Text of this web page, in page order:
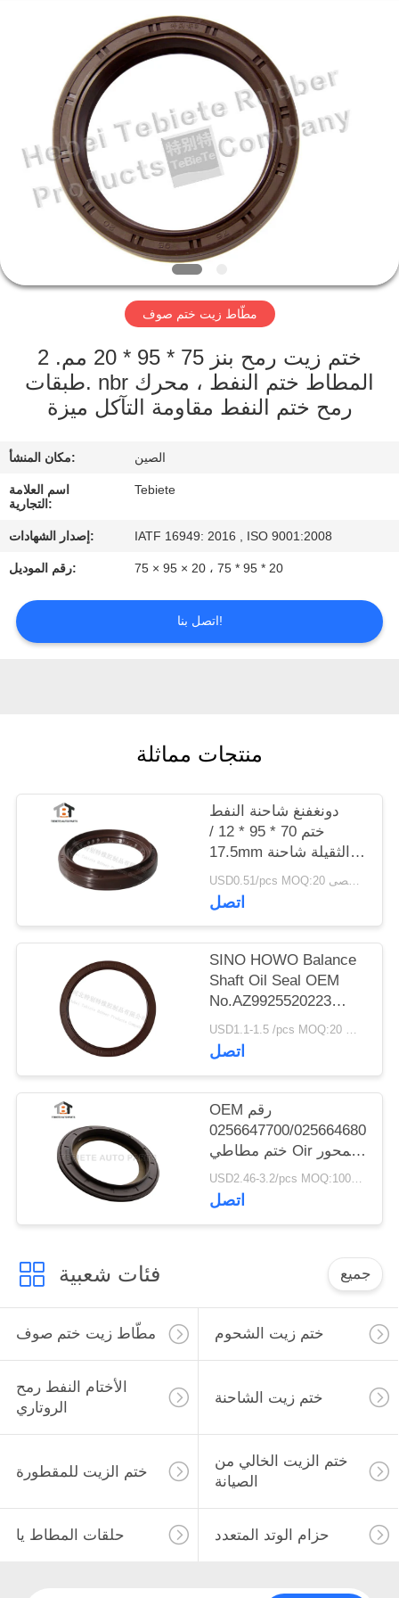
مسكن
منتجات
معلومات
جولة
المعمل
مراقبة
الجودة
اتصل
بنا
حالات
مطّاط زيت ختم صوف
ختم زيت رمح بنز 75 * 95 * 20 مم. 2
طبقات. nbr المطاط ختم النفط ، محرك
رمح ختم النفط مقاومة التآكل ميزة
مكان المنشأ: الصين
اسم العلامة
التجارية:
Tebiete
إصدار الشهادات: IATF 16949: 2016 , ISO 9001:2008
رقم الموديل: 75 × 95 × 20 ، 75 * 95 * 20
اتصل بنا!
منتجات مماثلة
دونغفنغ شاحنة النفط
ختم 70 * 95 * 12 /
17.5mm الثقيلة شاحنة
رمح NBR 70x95x12 /
17.5mm
USD0.51/pcs MOQ:20 جهاز كمبيوتر شخصى
اتصل
SINO HOWO Balance
Shaft Oil Seal OEM
No.AZ9925520223
الحجم 160 * 194 * 10.5
مم مطاط
USD1.1-1.5 /pcs MOQ:20 جهاز كمبيوتر شخصى
اتصل
OEM رقم
0256647700/0256646800
ختم مطاطي Oir لمحور
BPW 117.5 * 158 *
17.8 مم للشاحنة
USD2.46-3.2/pcs MOQ:1000 جهاز كمبيوتر شخصى
اتصل
فئات شعبية جميع
مطّاط زيت ختم صوف ختم زيت الشحوم
الأختام النفط رمح
الروتاري
ختم زيت الشاحنة
ختم الزيت للمقطورة
ختم الزيت الخالي من
الصيانة
حلقات المطاط يا حزام الوتد المتعدد